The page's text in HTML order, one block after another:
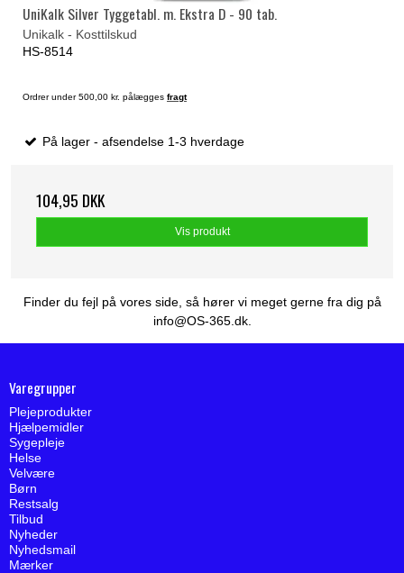
UniKalk Silver Tyggetabl. m. Ekstra D - 90 tab.
Unikalk - Kosttilskud
HS-8514
Ordrer under 500,00 kr. pålægges fragt
På lager - afsendelse 1-3 hverdage
104,95 DKK
Vis produkt
Finder du fejl på vores side, så hører vi meget gerne fra dig på
info@OS-365.dk.
Varegrupper
Plejeprodukter
Hjælpemidler
Sygepleje
Helse
Velvære
Børn
Restsalg
Tilbud
Nyheder
Nyhedsmail
Mærker